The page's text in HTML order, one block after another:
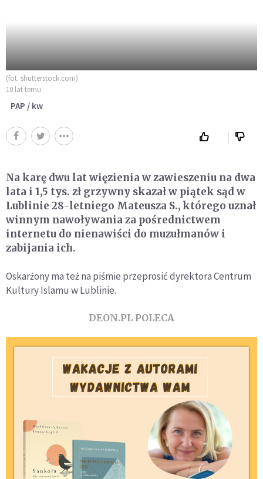
(fot. shutterstock.com)
10 lat temu
PAP / kw
Na karę dwu lat więzienia w zawieszeniu na dwa
lata i 1,5 tys. zł grzywny skazał w piątek sąd w
Lublinie 28-letniego Mateusza S., którego uznał
winnym nawoływania za pośrednictwem
internetu do nienawiści do muzułmanów i
zabijania ich.
Oskarżony ma też na piśmie przeprosić dyrektora Centrum
Kultury Islamu w Lublinie.
DEON.PL POLECA